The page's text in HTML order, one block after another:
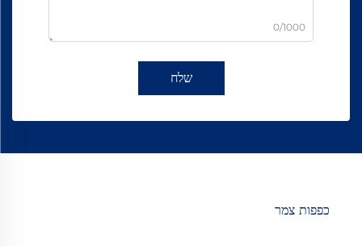
0/1000
שלח
כפפות צמר